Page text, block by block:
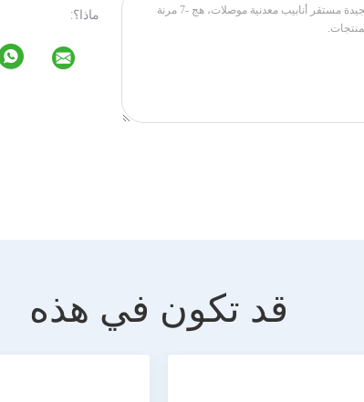
ماذا؟:
قد تكون في هذه